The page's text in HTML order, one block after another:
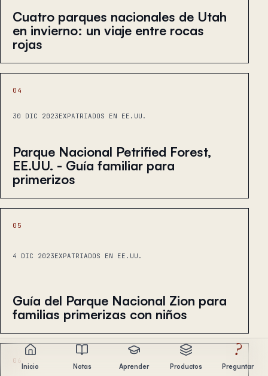
Cuatro parques nacionales de Utah
en invierno: un viaje entre rocas
rojas
04
30 DIC 2023EXPATRIADOS EN EE.UU.
Parque Nacional Petrified Forest,
EE.UU. - Guía familiar para
primerizos
05
4 DIC 2023EXPATRIADOS EN EE.UU.
Guía del Parque Nacional Zion para
familias primerizas con niños
06
Inicio Notas Aprender Productos
?
Preguntar